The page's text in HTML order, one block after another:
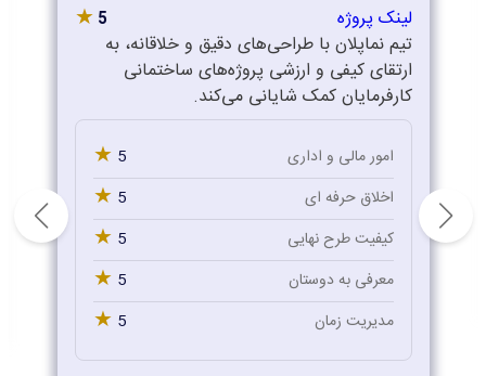
لینک پروژه 5
★
تیم نماپلان با طراحی‌های دقیق و خلاقانه، به
ارتقای کیفی و ارزشی پروژه‌های ساختمانی
کارفرمایان کمک شایانی می‌کند.
امور مالی و اداری 5
★
اخلاق حرفه ای 5
★
کیفیت طرح نهایی 5
★
معرفی به دوستان 5
★
مدیریت زمان 5
★